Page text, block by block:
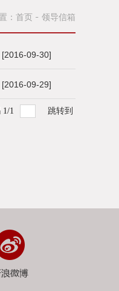
： 首页 领导信箱
[2016-09-30]
[2016-09-29]
1/1 跳转到